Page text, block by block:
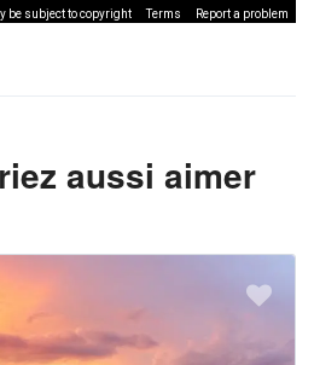
be subject to copyright Terms Report a problem
aussi aimer